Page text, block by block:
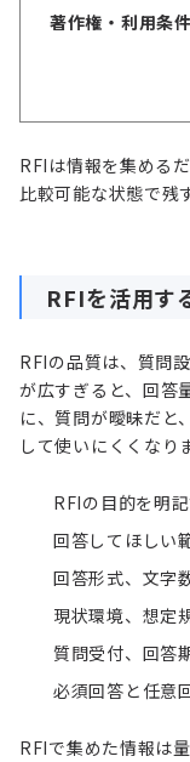
著作権・利用条件
RFIは情報を集める
比較可能な状態で残
RFIを活用す
RFIの品質は、質問
が広すぎると、回答
に、質問が曖昧だと
して使いにくくなり
RFIの目的を明
回答してほしい
回答形式、文字
現状環境、想定
質問受付、回答
必須回答と任意
RFIで集めた情報は